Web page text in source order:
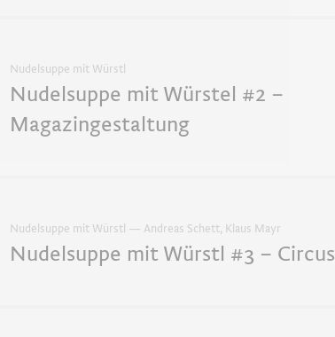
Nudelsuppe mit Würstl
Nudelsuppe mit Würstel #2 –
Magazingestaltung
Nudelsuppe mit Würstl — Andreas Schett, Klaus Mayr
Nudelsuppe mit Würstl #3 – Circus